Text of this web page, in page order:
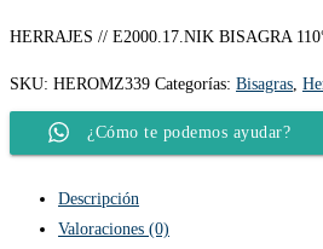
HERRAJES // E2000.17.NIK BISAGRA
SKU: HEROMZ339 Categorías: Bisagras
¿Cómo te podemos ayudar?
Descripción
Valoraciones (0)